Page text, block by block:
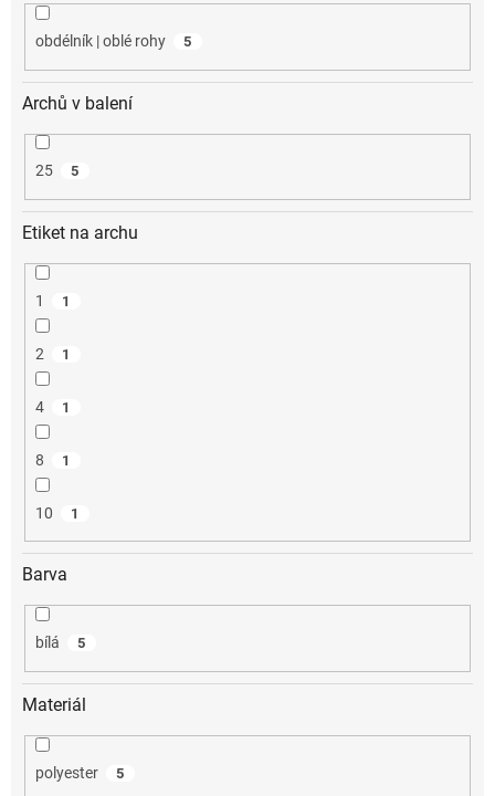
obdélník | oblé rohy 5
Archů v balení
25 5
Etiket na archu
1 1
2 1
4 1
8 1
10 1
Barva
bílá 5
Materiál
polyester 5